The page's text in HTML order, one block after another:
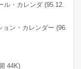
ル・カレンダ (95.12.
ン・カレンダー (96.
44K)